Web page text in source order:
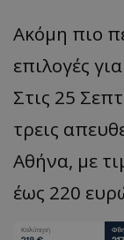
Ακόμη πιο
επιλογές
Στις 25
τρεις
Αθήνα, με
έως 220